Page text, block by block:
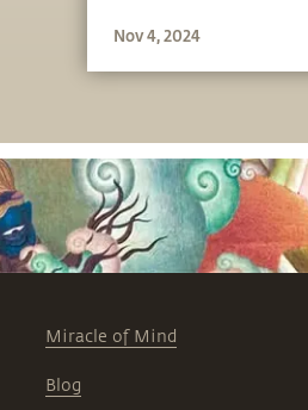
Nov 4, 2024
Miracle of Mind
Blog